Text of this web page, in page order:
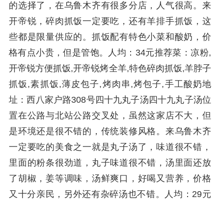
的选择了，在乌鲁木齐有很多分店，人气很高。来
开帝锐，碎肉抓饭一定要吃，还有羊排手抓饭，这
些都是限量供应的。抓饭配有特色小菜和酸奶，价
格有点小贵，但是管饱。人均：34元推荐菜：凉粉,
开帝锐方便抓饭,开帝锐烤全羊,特色碎肉抓饭,羊脖子
抓饭,素抓饭,薄皮包子,烤肉串,烤包子,手工酸奶地
址：西八家户路308号四十九丸子汤四十九丸子汤位
置在公路与北站公路交叉处，虽然这家店不大，但
是环境还是很不错的，传统装修风格。来乌鲁木齐
一定要吃的美食之一就是丸子汤了，味道很不错，
里面的粉条很劲道，丸子味道很不错，汤里面还放
了胡椒，姜等调味，汤鲜爽口，好喝又营养，价格
又十分亲民，另外还有杂碎汤也不错。人均：29元